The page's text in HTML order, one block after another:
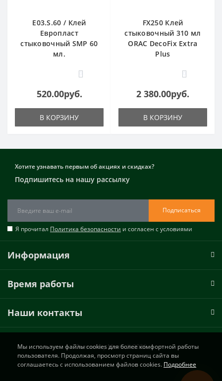
E03.S.60 / Клей
Европласт
стыковочный SMP 60
мл.
0
520.00руб.
В КОРЗИНУ
FX250 Клей
стыковочный 310 мл
ORAC DecoFix Extra
Plus
0
2 380.00руб.
В КОРЗИНУ
Хотите узнавать первым об акциях и скидках?
Подпишитесь на нашу рассылку
Подписаться
Я прочитал Политика безопасности и согласен с условиями
Информация
Время работы
Наши контакты
Лепнина у Милы © 2026
Мы используем файлы cookies для более комфортной работы
пользователя. Продолжая, просмотр страниц сайта вы
соглашаетесь с использованием файлов cookies. Подробнее